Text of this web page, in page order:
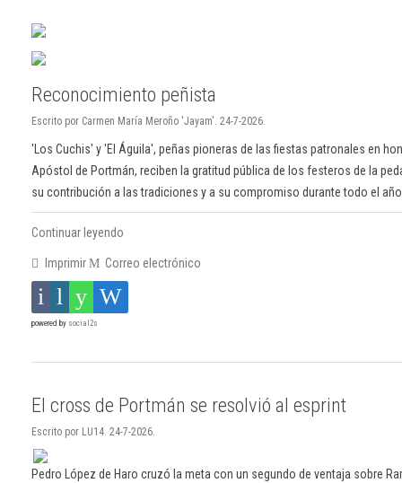
Reconocimiento peñista
Escrito por Carmen María Meroño 'Jayam'. 24-7-2026.
'Los Cuchis' y 'El Águila', peñas pioneras de las fiestas patronales en
Apóstol de Portmán, reciben la gratitud pública de los festeros de la
su contribución a las tradiciones y a su compromiso durante todo el
Continuar leyendo
Imprimir Correo electrónico
powered by social2s
El cross de Portmán se resolvió al esprint
Escrito por LU14. 24-7-2026.
Pedro López de Haro cruzó la meta con un segundo de ventaja sobre